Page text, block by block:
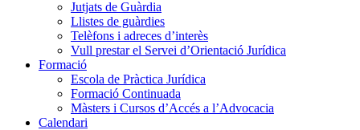
Jutjats de Guàrdia
Llistes de guàrdies
Telèfons i adreces d’interès
Vull prestar el Servei d’Orientació Jurídica
Formació
Escola de Pràctica Jurídica
Formació Continuada
Màsters i Cursos d’Accés a l’Advocacia
Calendari